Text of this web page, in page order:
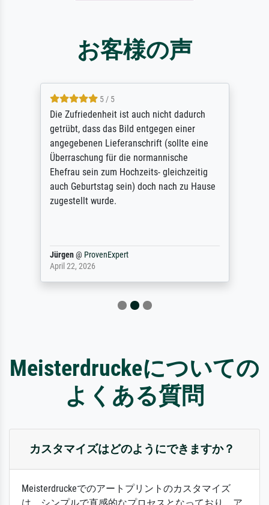
お客様の声
5 / 5
Die Zufriedenheit ist auch nicht dadurch
getrübt, dass das Bild entgegen einer
angegebenen Lieferanschrift (sollte eine
Überraschung für die normannische
Ehefrau sein zum Hochzeits- gleichzeitig
auch Geburtstag sein) doch nach zu Hause
zugestellt wurde.
Jürgen@ ProvenExpert
April 22, 2026
Meisterdruckeについての
よくある質問
カスタマイズはどのようにできますか？
Meisterdruckeでのアートプリントのカスタマイズ